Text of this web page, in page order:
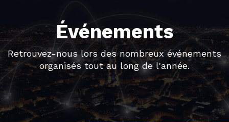
Événements
Retrouvez-nous lors des nombreux événements
organisés tout au long de l'année.